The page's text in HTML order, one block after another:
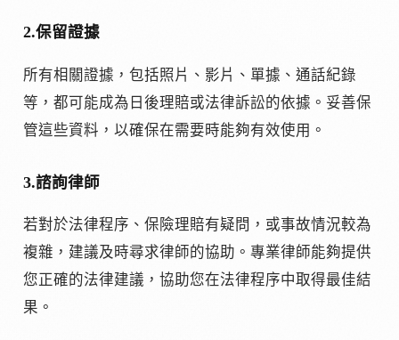
2.保留證據
所有相關證據，包括照片、影片、單據、通話紀錄
等，都可能成為日後理賠或法律訴訟的依據。妥善保
管這些資料，以確保在需要時能夠有效使用。
3.諮詢律師
若對於法律程序、保險理賠有疑問，或事故情況較為
複雜，建議及時尋求律師的協助。專業律師能夠提供
您正確的法律建議，協助您在法律程序中取得最佳結
果。